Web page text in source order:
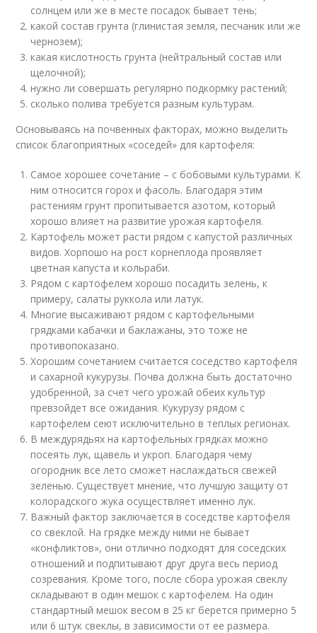
солнцем или же в месте посадок бывает тень;
какой состав грунта (глинистая земля, песчаник или же
чернозем);
какая кислотность грунта (нейтральный состав или
щелочной);
нужно ли совершать регулярно подкормку растений;
сколько полива требуется разным культурам.
Основываясь на почвенных факторах, можно выделить
список благоприятных «соседей» для картофеля:
Самое хорошее сочетание – с бобовыми культурами. К
ним относится горох и фасоль. Благодаря этим
растениям грунт пропитывается азотом, который
хорошо влияет на развитие урожая картофеля.
Картофель может расти рядом с капустой различных
видов. Хорпошо на рост корнеплода проявляет
цветная капуста и кольраби.
Рядом с картофелем хорошо посадить зелень, к
примеру, салаты руккола или латук.
Многие высаживают рядом с картофельными
грядками кабачки и баклажаны, это тоже не
противопоказано.
Хорошим сочетанием считается соседство картофеля
и сахарной кукурузы. Почва должна быть достаточно
удобренной, за счет чего урожай обеих культур
превзойдет все ожидания. Кукурузу рядом с
картофелем сеют исключительно в теплых регионах.
В междурядьях на картофельных грядках можно
посеять лук, щавель и укроп. Благодаря чему
огородник все лето сможет наслаждаться свежей
зеленью. Существует мнение, что лучшую защиту от
колорадского жука осуществляет именно лук.
Важный фактор заключается в соседстве картофеля
со свеклой. На грядке между ними не бывает
«конфликтов», они отлично подходят для соседских
отношений и подпитывают друг друга весь период
созревания. Кроме того, после сбора урожая свеклу
складывают в один мешок с картофелем. На один
стандартный мешок весом в 25 кг берется примерно 5
или 6 штук свеклы, в зависимости от ее размера.